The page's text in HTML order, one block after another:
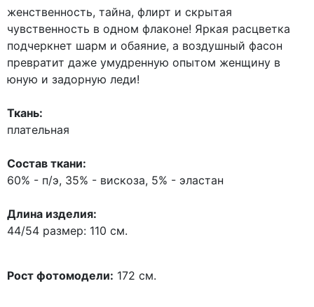
женственность, тайна, флирт и скрытая
чувственность в одном флаконе! Яркая расцветка
подчеркнет шарм и обаяние, а воздушный фасон
превратит даже умудренную опытом женщину в
юную и задорную леди!
Ткань:
плательная
Состав ткани:
60% - п/э, 35% - вискоза, 5% - эластан
Длина изделия:
44/54 размер: 110 см.
Рост фотомодели: 172 см.